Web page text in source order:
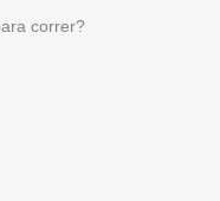
correr?